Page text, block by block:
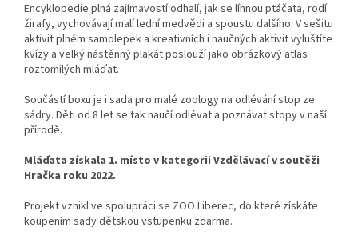
Encyklopedie plná zajímavostí odhalí, jak se líhnou ptáčata, rodí
žirafy, vychovávají malí lední medvědi a spoustu dalšího. V sešitu
aktivit plném samolepek a kreativních i naučných aktivit vyluštíte
kvízy a velký nástěnný plakát poslouží jako obrázkový atlas
roztomilých mláďat.
Součástí boxu je i sada pro malé zoology na odlévání stop ze
sádry. Děti od 8 let se tak naučí odlévat a poznávat stopy v naší
přírodě.
Mláďata získala 1. místo v kategorii Vzdělávací v soutěži
Hračka roku 2022.
Projekt vznikl ve spolupráci se ZOO Liberec, do které získáte
koupením sady dětskou vstupenku zdarma.